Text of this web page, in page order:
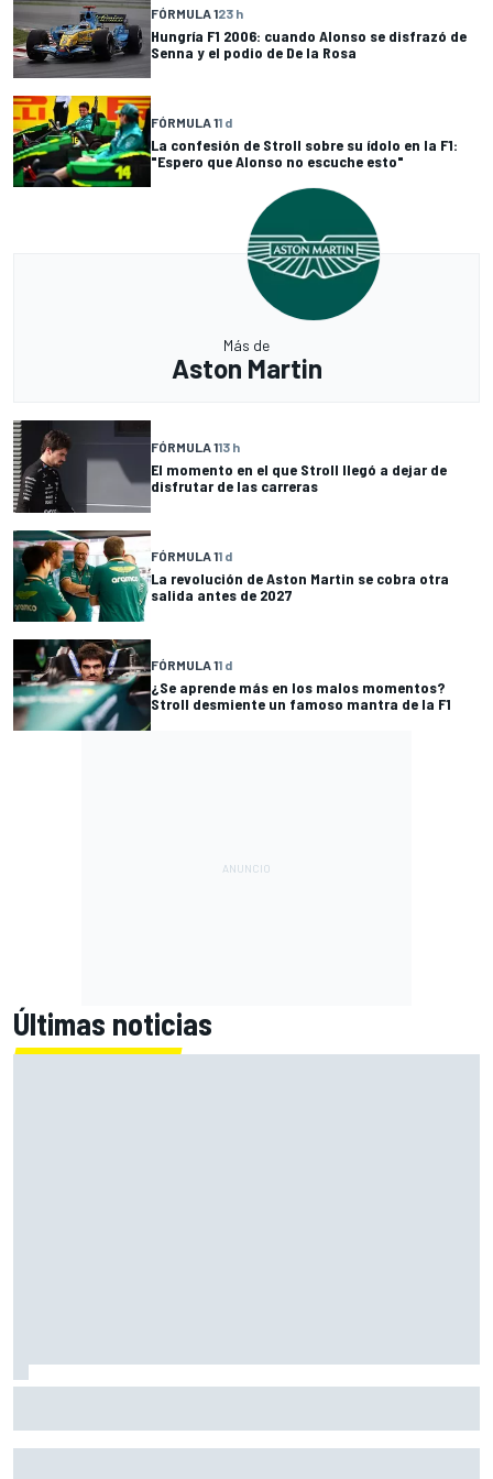
FÓRMULA 123 h
Hungría F1 2006: cuando Alonso se disfrazó de
Senna y el podio de De la Rosa
FÓRMULA 11 d
La confesión de Stroll sobre su ídolo en la F1:
"Espero que Alonso no escuche esto"
Más de
Aston Martin
FÓRMULA 113 h
El momento en el que Stroll llegó a dejar de
disfrutar de las carreras
FÓRMULA 11 d
La revolución de Aston Martin se cobra otra
salida antes de 2027
FÓRMULA 11 d
¿Se aprende más en los malos momentos?
Stroll desmiente un famoso mantra de la F1
Últimas noticias